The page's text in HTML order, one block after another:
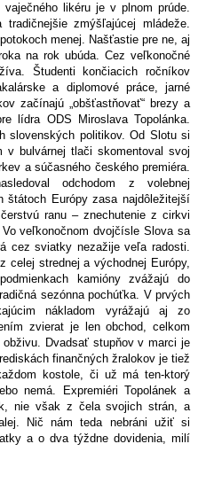
likéru je v plnom prúde.
zmýšľajúcej mládeže.
menej. Našťastie pre ne, aj
na rok ubúda. Cez veľkonočné
Študenti končiacich ročníkov
a diplomové práce, jarné
začínajú „obšťastňovať“ brezy a
lídra ODS Miroslava Topolánka.
slovenských politikov. Od Slotu si
v bulvárnej tlači skomentoval svoj
a súčasného českého premiéra.
odchodom z volebnej
štátoch Európy zasa najdôležitejší
ranu – znechutenie z cirkvi
veľkonočnom dvojčísle Slova sa
cez sviatky nezažije veľa radosti.
celej strednej a východnej Európy,
kamióny zvážajú do
sezónna pochúťka. V prvých
nákladom vyrážajú aj zo
zvierat je len obchod, celkom
obživu. Dvadsať stupňov v marci je
finančných žralokov je tiež
kostole, či už má ten-ktorý
nemá. Expremiéri Topolánek a
nie však z čela svojich strán, a
Nič nám teda nebráni užiť si
a o dva týždne dovidenia, milí